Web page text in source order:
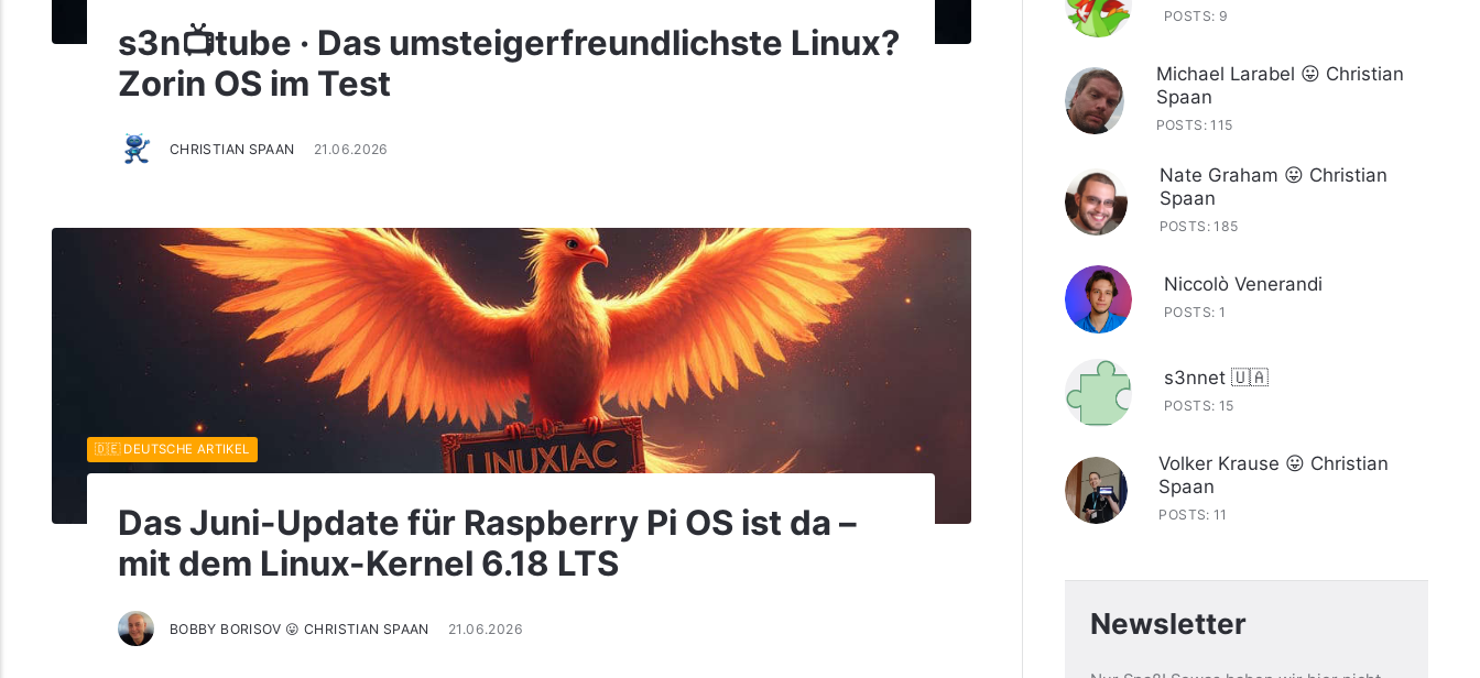
s3n📺tube · Das umsteigerfreundlichste Linux?
Zorin OS im Test
CHRISTIAN SPAAN 21.06.2026
Das Juni-Update für Raspberry Pi OS ist da –
mit dem Linux-Kernel 6.18 LTS
BOBBY BORISOV 😛 CHRISTIAN SPAAN 21.06.2026
🇩🇪 DEUTSCHE ARTIKEL
POSTS: 9
Michael Larabel 😛 Christian
Spaan
POSTS: 115
Nate Graham 😛 Christian
Spaan
POSTS: 185
Niccolò Venerandi
POSTS: 1
s3nnet 🇺🇦
POSTS: 15
Volker Krause 😛 Christian
Spaan
POSTS: 11
Newsletter